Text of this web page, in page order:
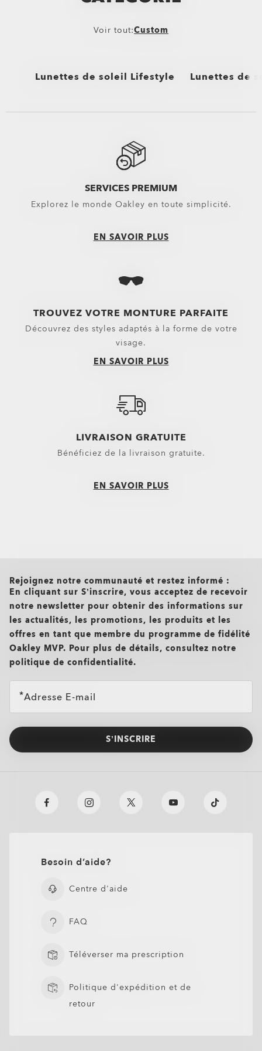
Voir tout:Custom
Lunettes de soleil Lifestyle Lunettes de
SERVICES PREMIUM
Explorez le monde Oakley en toute simplicité.
EN SAVOIR PLUS
TROUVEZ VOTRE MONTURE PARFAITE
Découvrez des styles adaptés à la forme de votre
visage.
EN SAVOIR PLUS
LIVRAISON GRATUITE
Bénéficiez de la livraison gratuite.
EN SAVOIR PLUS
Rejoignez notre communauté et restez informé :
En cliquant sur S’inscrire, vous acceptez de recevoir
notre newsletter pour obtenir des informations sur
les actualités, les promotions, les produits et les
offres en tant que membre du programme de fidélité
Oakley MVP. Pour plus de détails, consultez notre
politique de confidentialité.
Adresse E-mail
S’INSCRIRE
Besoin d’aide?
Centre d'aide
FAQ
Téléverser ma prescription
Politique d'expédition et de
retour